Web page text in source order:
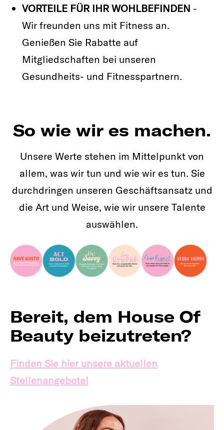
VORTEILE FÜR IHR WOHLBEFINDEN -
Wir freunden uns mit Fitness an.
Genießen Sie Rabatte auf
Mitgliedschaften bei unseren
Gesundheits- und Fitnesspartnern.
So wie wir es machen.
Unsere Werte stehen im Mittelpunkt von
allem, was wir tun und wie wir es tun. Sie
durchdringen unseren Geschäftsansatz und
die Art und Weise, wie wir unsere Talente
auswählen.
Bereit, dem House Of
Beauty beizutreten?
Finden Sie hier unsere aktuellen
Stellenangebote!